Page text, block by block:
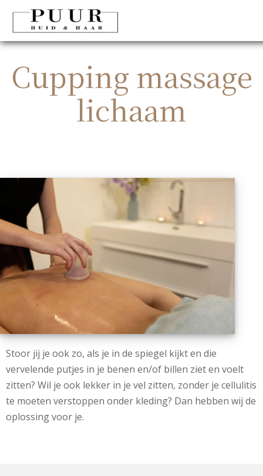
Cupping massage
lichaam
Stoor jij je ook zo, als je in de spiegel kijkt en die
vervelende putjes in je benen en/of billen ziet en voelt
zitten? Wil je ook lekker in je vel zitten, zonder je cellulitis
te moeten verstoppen onder kleding? Dan hebben wij de
oplossing voor je.